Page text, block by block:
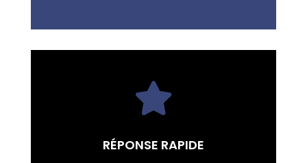

RÉPONSE RAPIDE